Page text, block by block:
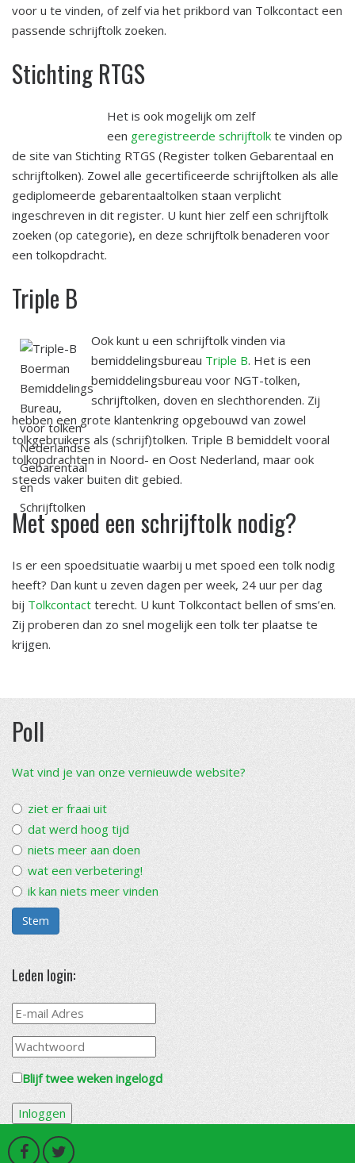
voor u te vinden, of zelf via het prikbord van Tolkcontact een
passende schrijftolk zoeken.
Stichting RTGS
Het is ook mogelijk om zelf
een geregistreerde schrijftolk te vinden op
de site van Stichting RTGS (Register tolken Gebarentaal en
schrijftolken). Zowel alle gecertificeerde schrijftolken als alle
gediplomeerde gebarentaaltolken staan verplicht
ingeschreven in dit register. U kunt hier zelf een schrijftolk
zoeken (op categorie), en deze schrijftolk benaderen voor
een tolkopdracht.
Triple B
Ook kunt u een schrijftolk vinden via
bemiddelingsbureau Triple B. Het is een
bemiddelingsbureau voor NGT-tolken,
schrijftolken, doven en slechthorenden. Zij
hebben een grote klantenkring opgebouwd van zowel
tolkgebruikers als (schrijf)tolken. Triple B bemiddelt vooral
tolkopdrachten in Noord- en Oost Nederland, maar ook
steeds vaker buiten dit gebied.
Met spoed een schrijftolk nodig?
Is er een spoedsituatie waarbij u met spoed een tolk nodig
heeft? Dan kunt u zeven dagen per week, 24 uur per dag
bij Tolkcontact terecht. U kunt Tolkcontact bellen of sms’en.
Zij proberen dan zo snel mogelijk een tolk ter plaatse te
krijgen.
Poll
Wat vind je van onze vernieuwde website?
ziet er fraai uit
dat werd hoog tijd
niets meer aan doen
wat een verbetering!
ik kan niets meer vinden
Stem
Leden login:
Blijf twee weken ingelogd